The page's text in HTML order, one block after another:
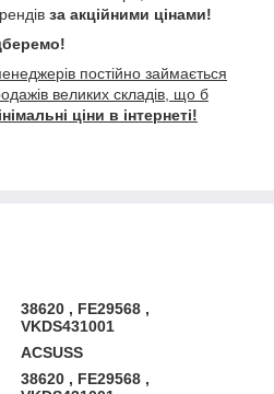
за акційними цінами!
постійно займається
великих складів, що б
ціни в інтернеті!
38620 , FE29568 ,
VKDS431001
ACSUSS
38620 , FE29568 ,